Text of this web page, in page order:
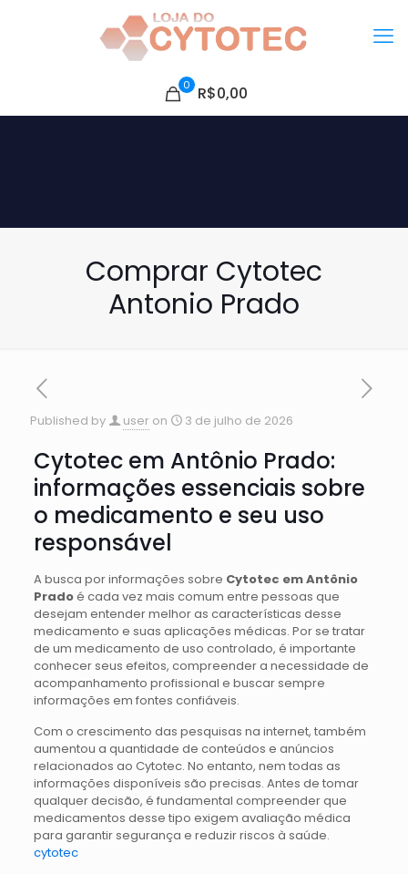
0 R$0,00
Comprar Cytotec
Antonio Prado
Published by user on 3 de julho de 2026
Cytotec em Antônio Prado:
informações essenciais sobre
o medicamento e seu uso
responsável
A busca por informações sobre Cytotec em Antônio
Pradoé cada vez mais comum entre pessoas que
desejam entender melhor as características desse
medicamento e suas aplicações médicas. Por se tratar
de um medicamento de uso controlado, é importante
conhecer seus efeitos, compreender a necessidade de
acompanhamento profissional e buscar sempre
informações em fontes confiáveis.
Com o crescimento das pesquisas na internet, também
aumentou a quantidade de conteúdos e anúncios
relacionados ao Cytotec. No entanto, nem todas as
informações disponíveis são precisas. Antes de tomar
qualquer decisão, é fundamental compreender que
medicamentos desse tipo exigem avaliação médica
para garantir segurança e reduzir riscos à saúde.
cytotec